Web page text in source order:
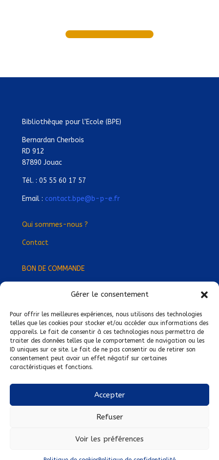
Gérer le consentement
Pour offrir les meilleures expériences, nous utilisons des technologies
telles que les cookies pour stocker et/ou accéder aux informations des
appareils. Le fait de consentir à ces technologies nous permettra de
traiter des données telles que le comportement de navigation ou les
ID uniques sur ce site. Le fait de ne pas consentir ou de retirer son
consentement peut avoir un effet négatif sur certaines
caractéristiques et fonctions.
Accepter
Refuser
Voir les préférences
Bibliothèque pour l’Ecole (BPE)
Bernardan Cherbois
RD 912
87890 Jouac
Tél. : 05 55 60 17 57
Email : contact.bpe@b-p-e.fr
Qui sommes-nous ?
Contact
BON DE COMMANDE
Devenez Délégué·e Régional·e !
Trouvez-nous près de chez vous !
Mentions légales
Conditions générales de vente
Politique de confidentialité